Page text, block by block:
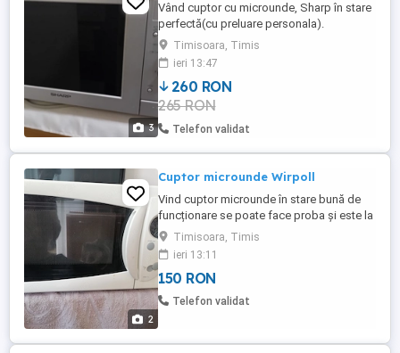
3
Vând cuptor cu microunde, Sharp în stare
perfectă(cu preluare personala).
Timisoara, Timis
ieri 13:47
260 RON
265 RON
Telefon validat
2
Cuptor microunde Wirpoll
Vind cuptor microunde în stare bună de
funcționare se poate face proba și este la
casă în zona lipovei Timișoara ptr detalii
vă rog să mă contactați mulțumesc
Timisoara, Timis
ieri 13:11
150 RON
Telefon validat